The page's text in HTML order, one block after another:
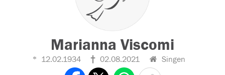
Marianna Viscomi
12.02.1934 02.08.2021 Singen